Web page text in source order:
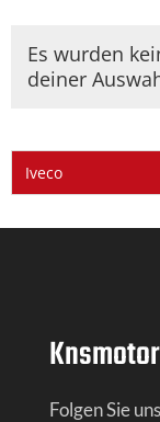
Iveco
Es wurden
deiner
Folgen Sie